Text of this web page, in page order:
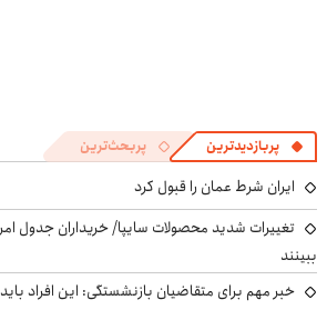
پربازدیدترین پربحث‌ترین
ایران شرط عمان را قبول کرد
ببینند
خبر مهم برای متقاضیان بازنشستگی: این افراد باید ۵ سال بیشتر کار کنند